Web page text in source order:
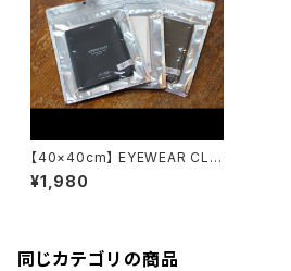
【40×40cm】 EYEWEAR CLO
TH アイウェアクロス emw / e
yewear maintenance work
¥1,980
同じカテゴリの商品